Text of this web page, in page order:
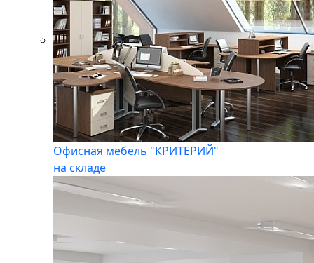
Офисная мебель "КРИТЕРИЙ"
на складе